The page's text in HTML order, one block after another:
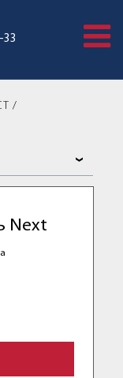
33
Next